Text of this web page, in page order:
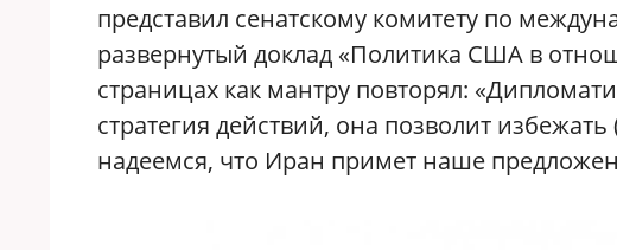
представил сенатскому комитету по
развернутый доклад «Политика США в
страницах как мантру повторял:
стратегия действий, она позволит
надеемся, что Иран примет наше